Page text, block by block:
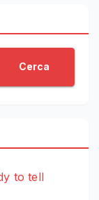
Cerca
to tell